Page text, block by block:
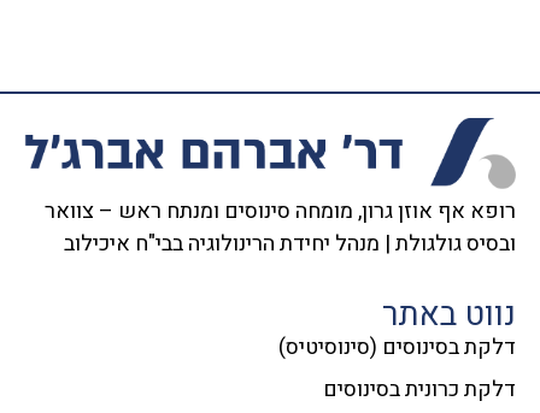
רופא אף אוזן גרון, מומחה סינוסים ומנתח ראש – צוואר
ובסיס גולגולת | מנהל יחידת הרינולוגיה בבי"ח איכילוב
נווט באתר
דלקת בסינוסים (סינוסיטיס)
דלקת כרונית בסינוסים